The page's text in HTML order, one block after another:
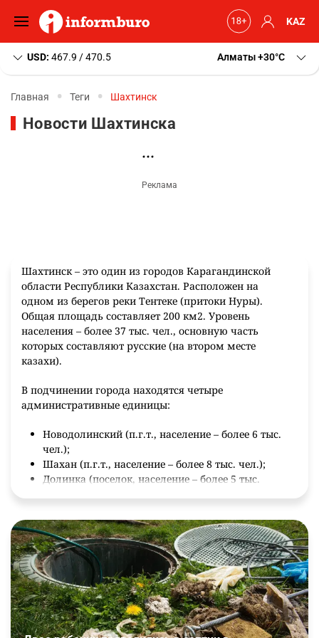
KAZ
USD: 467.9 / 470.5 Алматы+30 C
Главная Теги Шахтинск
Новости Шахтинска
Шахтинск – это один из городов Карагандинской
области Республики Казахстан. Расположен на
одном из берегов реки Тентеке (притоки Нуры).
Общая площадь составляет 200 км2. Уровень
населения – более 37 тыс. чел., основную часть
которых составляют русские (на втором месте
казахи).
В подчинении города находятся четыре
административные единицы:
Новодолинский (п.г.т., население – более 6 тыс.
чел.);
Шахан (п.г.т., население – более 8 тыс. чел.);
Долинка (поселок, население – более 5 тыс.
Градообразующими предприятиями являются два.
Первое – АО «АрселорМиттал Термитау». В его
состав входят четыре шахты по добыче угля.
Второе – завод, изготавливающий средства малой
механизации и оборудование нестандартного типа.
Также есть крупный производитель копченостей и
колбас.